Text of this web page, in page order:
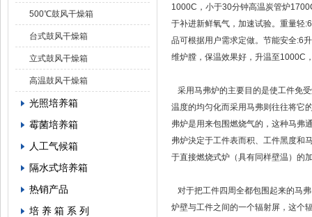
500℃鼓风干燥箱
台式鼓风干燥箱
立式鼓风干燥箱
高温鼓风干燥箱
光照培养箱
霉菌培养箱
人工气候箱
隔水式培养箱
热销产品
培 养 箱 系 列
1000C，小于30分钟高温炭管炉
于补进新鲜氧气，加速试验。重量轻
品可根据用户需求定做。节能安全:6
维炉膛，保温效果好，升温至1000C
采用马弗炉的主要目的是使工件免
温度的均匀化而采用马弗则往往将它
弗炉是用来包围燃烧气的，这种马弗
弗炉決定于工件表而积、工件黑度和
于直接燃烧式炉（具有同样壁温）的
对于把工件四周全都包围起来的马
炉壁与工件之间的一个辐射屏，这个